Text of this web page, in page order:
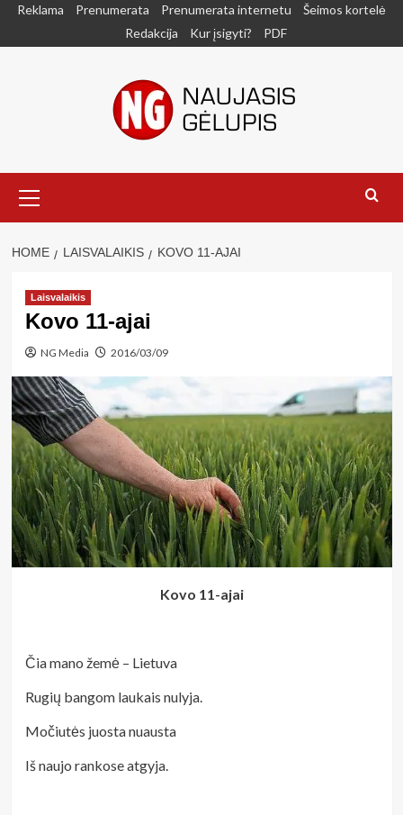
SkipReklama Prenumerata Prenumerata internetu
Šeimos kortelė
Redakcija
Kur įsigyti? PDF
Menu
HOME LAISVALAIKIS KOVO 11-AJAI
Laisvalaikis
Kovo 11-ajai
NG Media 2016/03/09
Kovo 11-ajai
Čia mano žemė – Lietuva
Rugių bangom laukais nulyja.
Močiutės juosta nuausta
Iš naujo rankose atgyja.